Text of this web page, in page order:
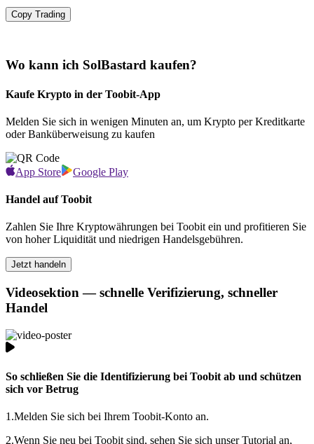
Copy Trading
Wo kann ich SolBastard kaufen?
Kaufe Krypto in der Toobit-App
Melden Sie sich in wenigen Minuten an, um Krypto per Kreditkarte
oder Banküberweisung zu kaufen
App Store Google Play
Handel auf Toobit
Zahlen Sie Ihre Kryptowährungen bei Toobit ein und profitieren Sie
von hoher Liquidität und niedrigen Handelsgebühren.
Jetzt handeln
Videosektion — schnelle Verifizierung, schneller
Handel
So schließen Sie die Identifizierung bei Toobit ab und schützen
sich vor Betrug
1.Melden Sie sich bei Ihrem Toobit-Konto an.
2.Wenn Sie neu bei Toobit sind, sehen Sie sich unser Tutorial an,